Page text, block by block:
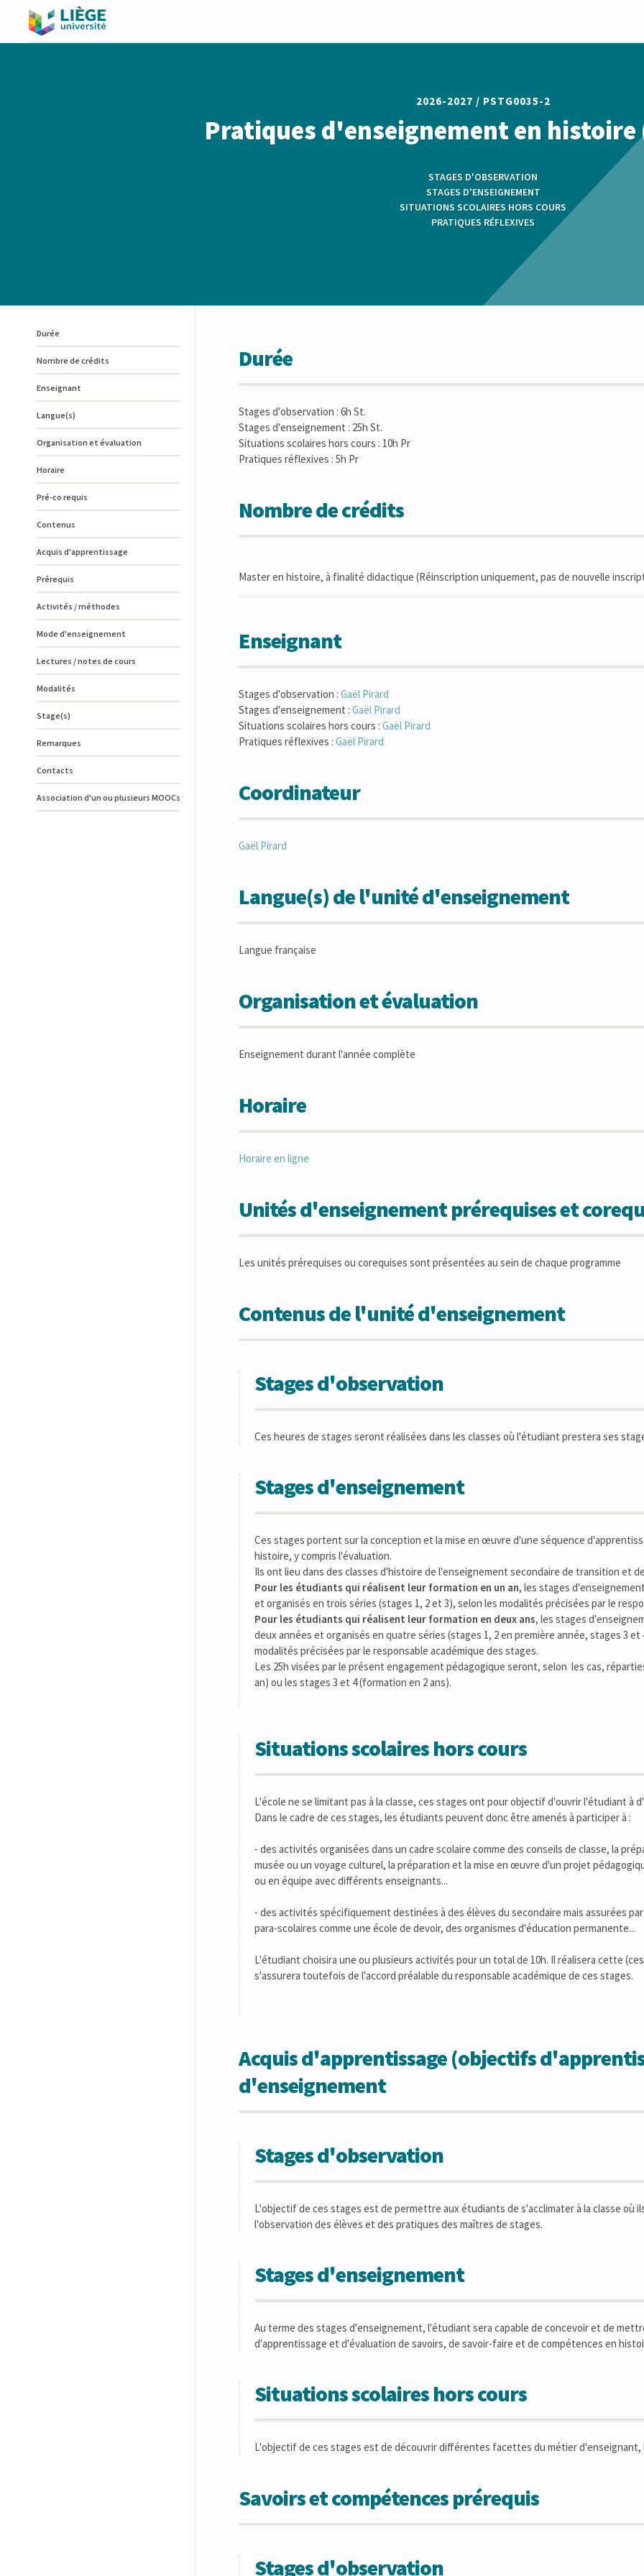
2026-2027 / PSTG0035-2
Pratiques d'enseignement en
STAGES D'OBSERVATION
STAGES D'ENSEIGNEMENT
SITUATIONS SCOLAIRES HORS COURS
PRATIQUES RÉFLEXIVES
Durée
Nombre de crédits
Enseignant
Langue(s)
Organisation et évaluation
Horaire
Pré-co requis
Contenus
Acquis d'apprentissage
Prérequis
Activités / méthodes
Mode d'enseignement
Lectures / notes de cours
Modalités
Stage(s)
Remarques
Contacts
Association d'un ou plusieurs MOOCs
Durée
Stages d'observation : 6h St.
Stages d'enseignement : 25h St.
Situations scolaires hors cours : 10h Pr
Pratiques réflexives : 5h Pr
Nombre de crédits
Master en histoire, à finalité didactique (Réinscription uniquement, pas de nouvelle
Enseignant
Stages d'observation : Gaël Pirard
Stages d'enseignement : Gaël Pirard
Situations scolaires hors cours : Gaël Pirard
Pratiques réflexives : Gaël Pirard
Coordinateur
Gaël Pirard
Langue(s) de l'unité d'enseignement
Langue française
Organisation et évaluation
Enseignement durant l'année complète
Horaire
Horaire en ligne
Unités d'enseignement prérequises et
Les unités prérequises ou corequises sont présentées au sein de chaque programme
Contenus de l'unité d'enseignement
Stages d'observation
Ces heures de stages seront réalisées dans les classes où l'étudiant prestera ses
Stages d'enseignement
Ces stages portent sur la conception et la mise en œuvre d'une séquence
histoire, y compris l'évaluation.
Ils ont lieu dans des classes d'histoire de l'enseignement secondaire de transition et
Pour les étudiants qui réalisent leur formation en un an, les stages
et organisés en trois séries (stages 1, 2 et 3), selon les modalités précisées par le
Pour les étudiants qui réalisent leur formation en deux ans, les stages
deux années et organisés en quatre séries (stages 1, 2 en première année, stages 3
modalités précisées par le responsable académique des stages.
Les 25h visées par le présent engagement pédagogique seront, selon les cas,
an) ou les stages 3 et 4 (formation en 2 ans).
Situations scolaires hors cours
L'école ne se limitant pas à la classe, ces stages ont pour objectif d'ouvrir l'étudiant
Dans le cadre de ces stages, les étudiants peuvent donc être amenés à participer à :
- des activités organisées dans un cadre scolaire comme des conseils de classe, la
musée ou un voyage culturel, la préparation et la mise en œuvre d'un projet
ou en équipe avec différents enseignants...
- des activités spécifiquement destinées à des élèves du secondaire mais assurées
para-scolaires comme une école de devoir, des organismes d'éducation permanente...
L'étudiant choisira une ou plusieurs activités pour un total de 10h. Il réalisera cette
s'assurera toutefois de l'accord préalable du responsable académique de ces stages.
Acquis d'apprentissage (objectifs
d'enseignement
Stages d'observation
L'objectif de ces stages est de permettre aux étudiants de s'acclimater à la classe où
l'observation des élèves et des pratiques des maîtres de stages.
Stages d'enseignement
Au terme des stages d'enseignement, l'étudiant sera capable de concevoir et de
d'apprentissage et d'évaluation de savoirs, de savoir-faire et de compétences en
Situations scolaires hors cours
L'objectif de ces stages est de découvrir différentes facettes du métier d'enseignant,
Savoirs et compétences prérequis
Stages d'observation